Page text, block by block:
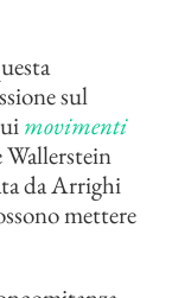
sul
movimenti
da Arrighi
mettere